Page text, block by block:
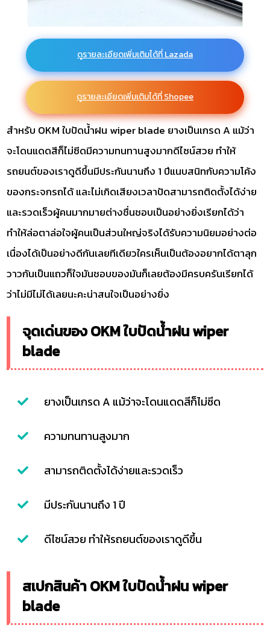
ดูรายละเอียดเพิ่มเติมได้ที่ Lazada
ดูรายละเอียดเพิ่มเติมได้ที่ Shopee
สำหรับ OKM ใบปัดน้ำฝน wiper blade ยางเป็นเกรด A แม้ว่า
จะโดนแดดสีก็ไม่ซีดมีความทนทานสูงมากดีไซน์สวย ทำให้
รถยนต์ของเราดูดีขึ้นมีประกันนานถึง 1 ปีแนบสนิทกับความโค้ง
ของกระจกรถได้ และไม่เกิดเสียงเวลาปัดสามารถติดตั้งได้ง่าย
และรวดเร็วผู้คนมากมายต่างชื่นชอบเป็นอย่างยิ่งเรียกได้ว่า
ทำให้ล่อตาล่อใจผู้คนเป็นส่วนใหญ่จริงได้รับความนิยมอย่างต่อ
เนื่องได้เป็นอย่างดีกันเลยทีเดียวใครเห็นเป็นต้องอยากได้ตาลุก
วาวกันเป็นแถวก็ใจมันชอบของมันก็เลยต้องมีครบครันเรียกได้
ว่าไม่มีไม่ได้เลยนะคะน่าสนใจเป็นอย่างยิ่ง
จุดเด่นของ OKM ใบปัดน้ำฝน wiper
blade
ยางเป็นเกรด A แม้ว่าจะโดนแดดสีก็ไม่ซีด
ความทนทานสูงมาก
สามารถติดตั้งได้ง่ายและรวดเร็ว
มีประกันนานถึง 1 ปี
ดีไซน์สวย ทำให้รถยนต์ของเราดูดีขึ้น
สเปกสินค้า OKM ใบปัดน้ำฝน wiper
blade